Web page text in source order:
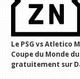
Le PSG vs Atletico
Coupe du Monde
gratuitement sur